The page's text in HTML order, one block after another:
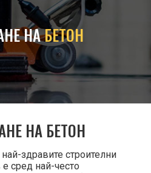
НАБЕТОН
НА БЕТОН
здравите строителни
сред най-често